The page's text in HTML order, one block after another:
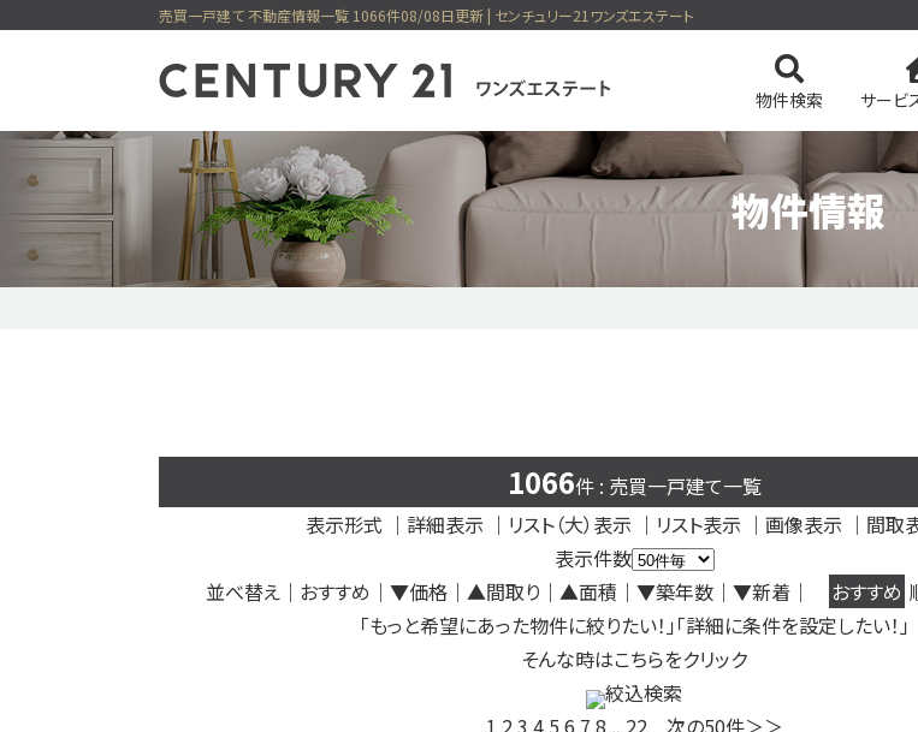
売買一戸建て 不動産情報一覧 1066件08/08日更新 | センチュリー21ワンズエステート
物件検索 サービ
センチュリー21
物件情報
1066件 : 売買一戸建て一覧
表示形式 ｜ 詳細表示 ｜リスト（大）表示 ｜ リスト表示 ｜ 画像表示 ｜ 間取
表示件数
並べ替え ｜おすすめ ｜ ▼価格 ｜ ▲間取り ｜ ▲面積 ｜ ▼築年数 ｜ ▼新着 ｜ おすすめ
「もっと希望にあった物件に絞りたい！」「詳細に条件を設定したい！」
そんな時はこちらをクリック
絞込検索
1 23 4 5 6 7 8 .. 22
次の50件＞＞